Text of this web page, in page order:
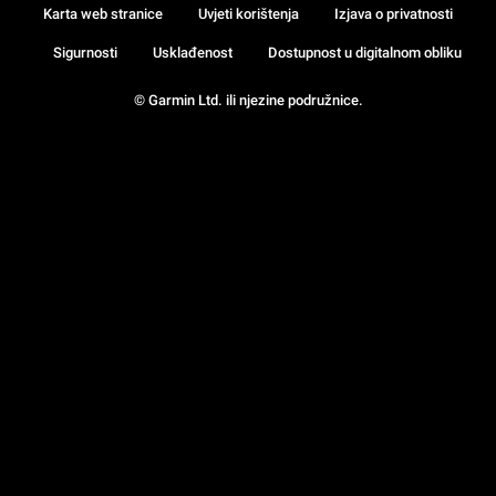
© Garmin Ltd. ili njezine podružnice.
Karta web stranice Uvjeti korištenja Izjava o privatnosti
Sigurnosti Usklađenost Dostupnost u digitalnom obliku